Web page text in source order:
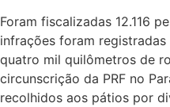
Foram fiscalizadas 12.116
infrações foram
quatro mil quilômetros de
circunscrição da PRF no
recolhidos aos pátios por